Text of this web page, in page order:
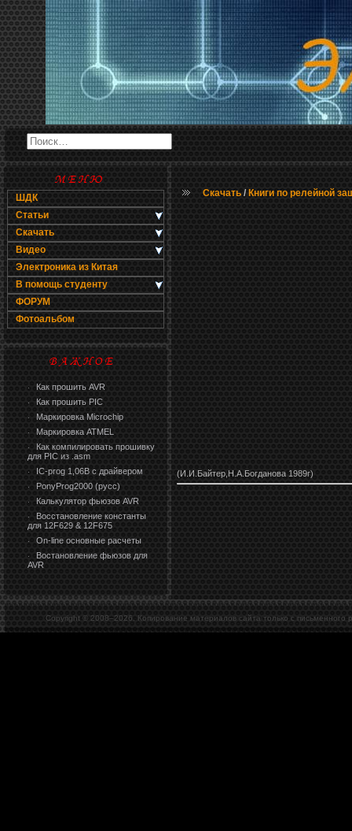
ШДК
Статьи
Скачать
Видео
Электроника из Китая
В помощь студенту
ФОРУМ
Фотоальбом
· Как прошить AVR
· Как прошить PIC
· Маркировка Microchip
· Маркировка ATMEL
·
Как компилировать прошивку
для PIC из .asm
· IC-prog 1,06В с драйвером
· PonyProg2000 (русс)
· Калькулятор фьюзов AVR
·
Восстановление константы
для 12F629 & 12F675
· On-line основные расчеты
·
Востановление фьюзов для
AVR
Скачать / Книги по релейной
(И.И.Байтер,Н.А.Богданова 1989г)
Copyright © 2008–2026. Копирование материалов сайта только с